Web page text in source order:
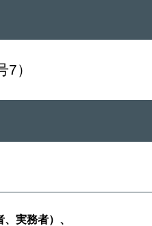
）
、実務者）、